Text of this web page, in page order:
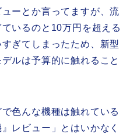
ーとか言ってますが、流
いるのと10万円を超える
ぎてしまったため、新型
ルは予算的に触れること
色んな機種は触れている
レビュー」とはいかなく